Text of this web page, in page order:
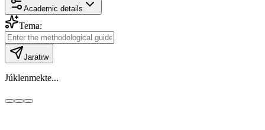
Academic details
Tema:
Jaratıw
Júklenmekte...